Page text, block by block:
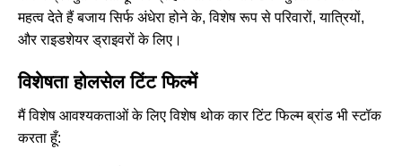
महत्व देते हैं बजाय सिर्फ अंधेरा होने के, विशेष रूप से परिवारों, यात्रियों,
और राइडशेयर ड्राइवरों के लिए।
विशेषता होलसेल टिंट फिल्में
मैं विशेष आवश्यकताओं के लिए विशेष थोक कार टिंट फिल्म ब्रांड भी स्टॉक
करता हूँ: